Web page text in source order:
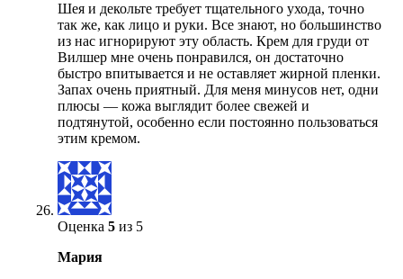
Шея и декольте требует тщательного ухода, точно
так же, как лицо и руки. Все знают, но большинство
из нас игнорируют эту область. Крем для груди от
Вилшер мне очень понравился, он достаточно
быстро впитывается и не оставляет жирной пленки.
Запах очень приятный. Для меня минусов нет, одни
плюсы — кожа выглядит более свежей и
подтянутой, особенно если постоянно пользоваться
этим кремом.
Оценка 5 из 5
Мария